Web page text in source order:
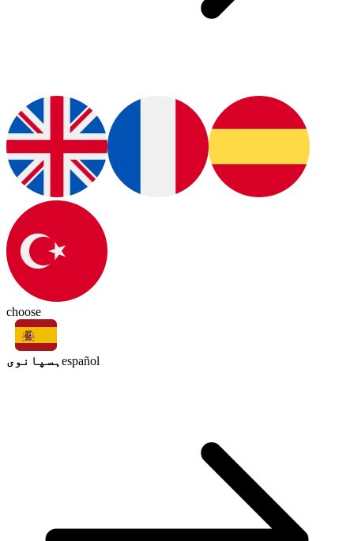
choose
ہسپانوی español